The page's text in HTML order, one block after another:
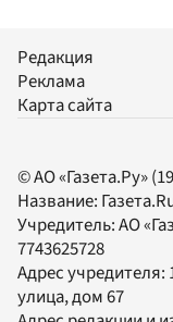
Редакция
Реклама
Карта сайта
© АО «Газета.Ру»
Название:
Учредитель:АО
7743625728
Адрес учредителя:
улица, дом 67